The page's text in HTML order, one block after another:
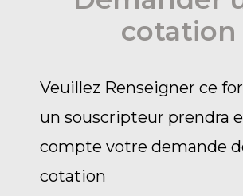
cotation
Veuillez Renseigner ce
un souscripteur prendra
compte votre demande
cotation